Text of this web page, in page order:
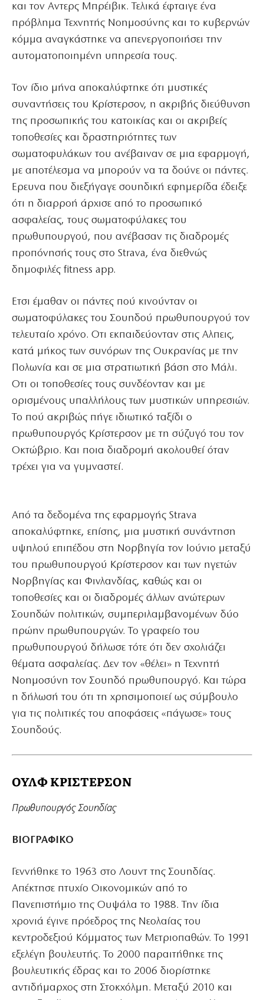
και τον Αντερς Μπρέιβικ. Τελικά έφταιγε ένα
πρόβλημα Τεχνητής Νοημοσύνης και το κυβερνών
κόμμα αναγκάστηκε να απενεργοποιήσει την
αυτοματοποιημένη υπηρεσία τους.
Τον ίδιο μήνα αποκαλύφτηκε ότι μυστικές
συναντήσεις του Κρίστερσον, η ακριβής διεύθυνση
της προσωπικής του κατοικίας και οι ακριβείς
τοποθεσίες και δραστηριότητες των
σωματοφυλάκων του ανέβαιναν σε μια εφαρμογή,
με αποτέλεσμα να μπορούν να τα δούνε οι πάντες.
Ερευνα που διεξήγαγε σουηδική εφημερίδα έδειξε
ότι η διαρροή άρχισε από το προσωπικό
ασφαλείας, τους σωματοφύλακες του
πρωθυπουργού, που ανέβασαν τις διαδρομές
προπόνησής τους στο Strava, ένα διεθνώς
δημοφιλές fitness app.
Ετσι έμαθαν οι πάντες πού κινούνταν οι
σωματοφύλακες του Σουηδού πρωθυπουργού τον
τελευταίο χρόνο. Οτι εκπαιδεύονταν στις Αλπεις,
κατά μήκος των συνόρων της Ουκρανίας με την
Πολωνία και σε μια στρατιωτική βάση στο Μάλι.
Οτι οι τοποθεσίες τους συνδέονταν και με
ορισμένους υπαλλήλους των μυστικών υπηρεσιών.
Το πού ακριβώς πήγε ιδιωτικό ταξίδι ο
πρωθυπουργός Κρίστερσον με τη σύζυγό του τον
Οκτώβριο. Και ποια διαδρομή ακολουθεί όταν
τρέχει για να γυμναστεί.
Από τα δεδομένα της εφαρμογής Strava
αποκαλύφτηκε, επίσης, μια μυστική συνάντηση
υψηλού επιπέδου στη Νορβηγία τον Ιούνιο μεταξύ
του πρωθυπουργού Κρίστερσον και των ηγετών
Νορβηγίας και Φινλανδίας, καθώς και οι
τοποθεσίες και οι διαδρομές άλλων ανώτερων
Σουηδών πολιτικών, συμπεριλαμβανομένων δύο
πρώην πρωθυπουργών. Το γραφείο του
πρωθυπουργού δήλωσε τότε ότι δεν σχολιάζει
θέματα ασφαλείας. Δεν τον «θέλει» η Τεχνητή
Νοημοσύνη τον Σουηδό πρωθυπουργό. Και τώρα
η δήλωσή του ότι τη χρησιμοποιεί ως σύμβουλο
για τις πολιτικές του αποφάσεις «πάγωσε» τους
Σουηδούς.
ΟΥΛΦ ΚΡΙΣΤΕΡΣΟΝ
Πρωθυπουργός Σουηδίας
ΒΙΟΓΡΑΦΙΚΟ
Γεννήθηκε το 1963 στο Λουντ της Σουηδίας.
Απέκτησε πτυχίο Οικονομικών από το
Πανεπιστήμιο της Ουψάλα το 1988. Την ίδια
χρονιά έγινε πρόεδρος της Νεολαίας του
κεντροδεξιού Κόμματος των Μετριοπαθών. Το 1991
εξελέγη βουλευτής. Το 2000 παραιτήθηκε της
βουλευτικής έδρας και το 2006 διορίστηκε
αντιδήμαρχος στη Στοκχόλμη. Μεταξύ 2010 και